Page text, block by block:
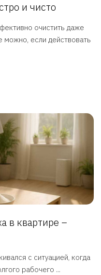
и чисто
очистить даже
если действовать
в квартире –
с ситуацией, когда
рабочего ...